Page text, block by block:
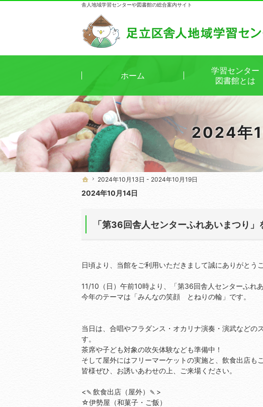
2024年
舎人地域学習センターや図書館の総合案内サイト
ホーム
2024年10月13日 - 2024年10月19日
2024年10月14日
「第36回舎人センターふれあいまつり」
日頃より、当館をご利用いただきまして誠にありがとう
11/10（日）午前10時より、「第36回舎人センターふれ
今年のテーマは「みんなの笑顔 とねりの輪」です。
当日は、合唱やフラダンス・オカリナ演奏・演武などの
す。
茶席や子ども対象の吹矢体験なども準備中！
そして屋外にはフリーマーケットの実施と、飲食出店も
皆様ぜひ、お誘いあわせの上、ご来場ください。
<🍡飲食出店（屋外）🍡>
☆伊勢屋（和菓子・ご飯）
ホーム
2024年10月13日 - 2024年10月19日
ホーム
学習センター
図書館とは